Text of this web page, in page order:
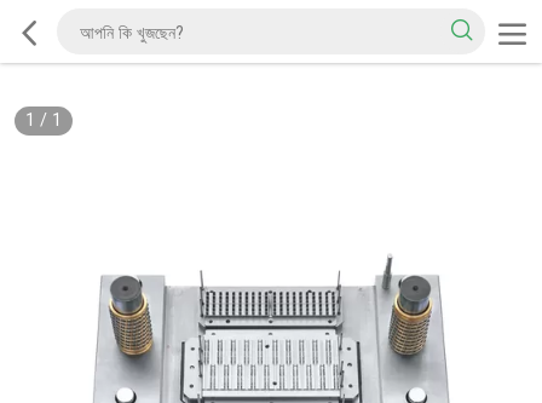
1 / 1